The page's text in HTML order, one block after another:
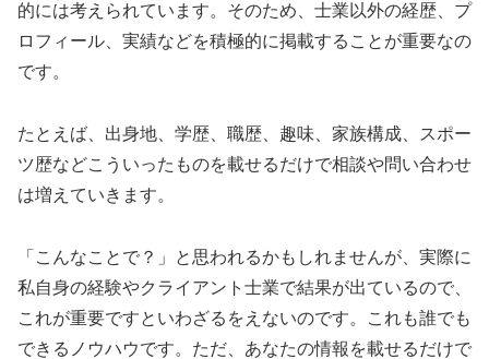
的には考えられています。そのため、士業以外の経歴、プ
ロフィール、実績などを積極的に掲載することが重要なの
です。
たとえば、出身地、学歴、職歴、趣味、家族構成、スポー
ツ歴などこういったものを載せるだけで相談や問い合わせ
は増えていきます。
「こんなことで？」と思われるかもしれませんが、実際に
私自身の経験やクライアント士業で結果が出ているので、
これが重要ですといわざるをえないのです。これも誰でも
できるノウハウです。ただ、あなたの情報を載せるだけで